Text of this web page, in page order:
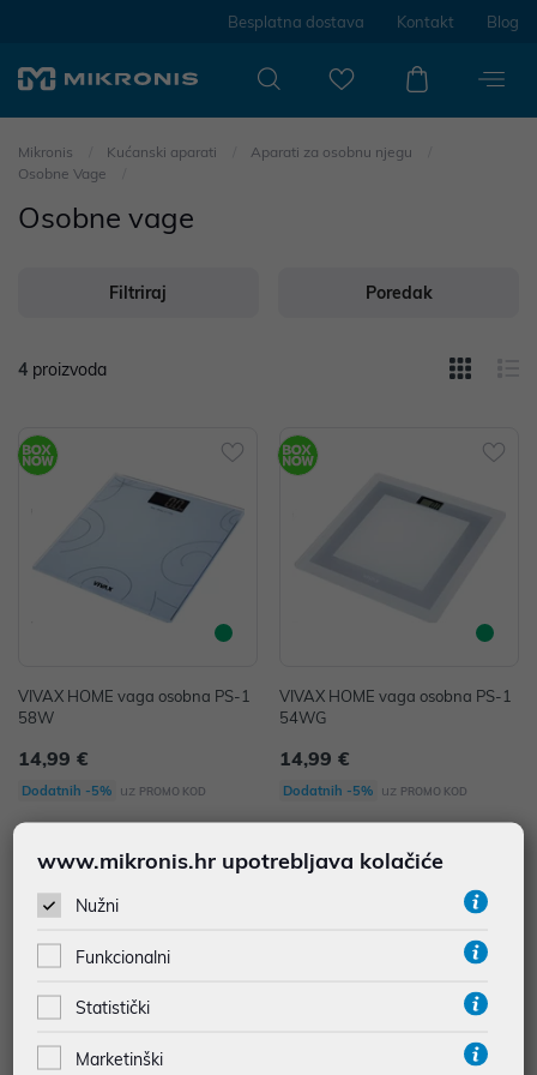
Besplatna dostava Kontakt Blog
Mikronis Kućanski aparati
Aparati za osobnu njegu
Osobne Vage
Osobne vage
Filtriraj Poredak
4 proizvoda
VIVAX HOME vaga osobna PS-1
58W
14,99 €
Dodatnih -5% uz PROMO KOD
VIVAX HOME vaga osobna PS-1
54WG
14,99 €
Dodatnih -5% uz PROMO KOD
www.mikronis.hr upotrebljava kolačiće
Nužni
Funkcionalni
Statistički
Marketinški